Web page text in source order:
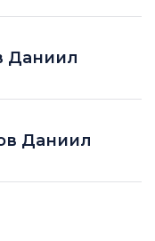
Даниил
Даниил